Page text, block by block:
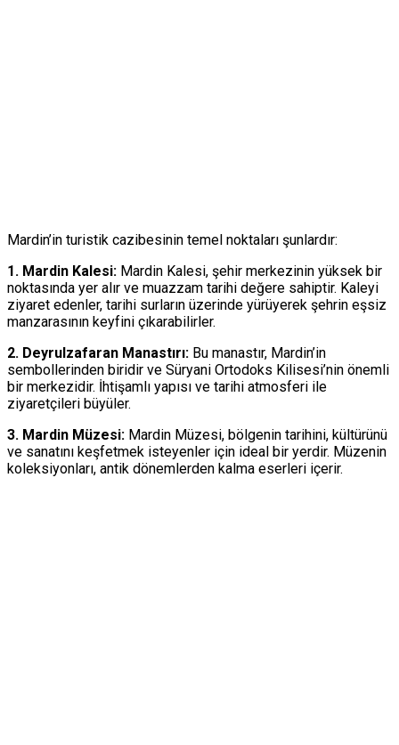
Mardin’in turistik cazibesinin temel noktaları şunlardır:
1. Mardin Kalesi: Mardin Kalesi, şehir merkezinin yüksek bir
noktasında yer alır ve muazzam tarihi değere sahiptir. Kaleyi
ziyaret edenler, tarihi surların üzerinde yürüyerek şehrin eşsiz
manzarasının keyfini çıkarabilirler.
2. Deyrulzafaran Manastırı: Bu manastır, Mardin’in
sembollerinden biridir ve Süryani Ortodoks Kilisesi’nin önemli
bir merkezidir. İhtişamlı yapısı ve tarihi atmosferi ile
ziyaretçileri büyüler.
3. Mardin Müzesi: Mardin Müzesi, bölgenin tarihini, kültürünü
ve sanatını keşfetmek isteyenler için ideal bir yerdir. Müzenin
koleksiyonları, antik dönemlerden kalma eserleri içerir.